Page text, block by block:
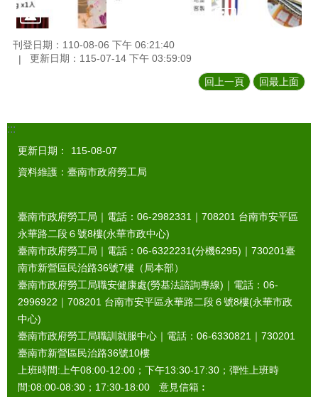
刊登日期：110-08-06 下午 06:21:40
更新日期：115-07-14 下午 03:59:09
回上一頁 回最上面
:::
更新日期：
115-08-07
資料維護：臺南市政府勞工局
臺南市政府勞工局｜電話：06-2982331｜ 708201 台南市安平區
永華路二段６號8樓(永華市政中心)
臺南市政府勞工局｜電話：06-6322231(分機6295)｜ 730201臺
南市新營區民治路36號7樓（局本部）
臺南市政府勞工局職安健康處(勞基法諮詢專線)｜電話：06-
2996922｜ 708201 台南市安平區永華路二段６號8樓(永華市政
中心)
臺南市政府勞工局職訓就服中心｜電話：06-6330821｜ 730201
臺南市新營區民治路36號10樓
上班時間:上午08:00-12:00；下午13:30-17:30；彈性上班時
間:08:00-08:30；17:30-18:00 意見信箱︰